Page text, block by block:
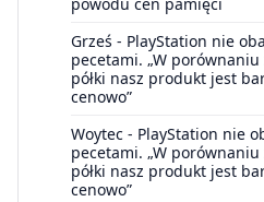
Grześ - PlayStation nie
pecetami. „W
półki nasz produkt jest
cenowo”
Woytec - PlayStation nie
pecetami. „W
półki nasz produkt jest
cenowo”